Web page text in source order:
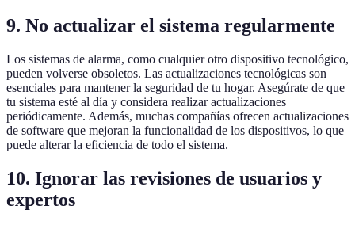
9. No actualizar el sistema regularmente
Los sistemas de alarma, como cualquier otro dispositivo tecnológico,
pueden volverse obsoletos. Las actualizaciones tecnológicas son
esenciales para mantener la seguridad de tu hogar. Asegúrate de que
tu sistema esté al día y considera realizar actualizaciones
periódicamente. Además, muchas compañías ofrecen actualizaciones
de software que mejoran la funcionalidad de los dispositivos, lo que
puede alterar la eficiencia de todo el sistema.
10. Ignorar las revisiones de usuarios y
expertos